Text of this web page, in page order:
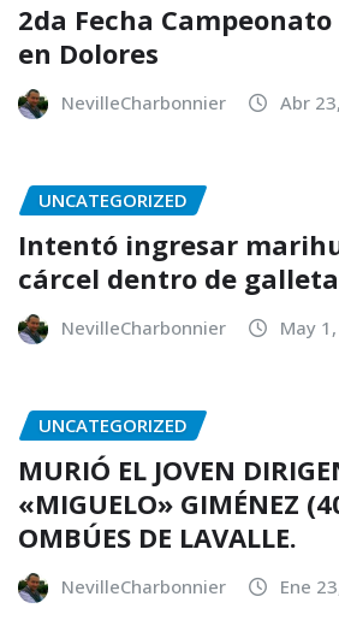
2da Fecha
en Dolores
NevilleCharbonnier Abr
UNCATEGORIZED
Intentó ingresar
cárcel dentro de
NevilleCharbonnier May
UNCATEGORIZED
MURIÓ EL JOVEN
«MIGUELO» GIMÉNEZ
OMBÚES DE LAVALLE.
NevilleCharbonnier Ene